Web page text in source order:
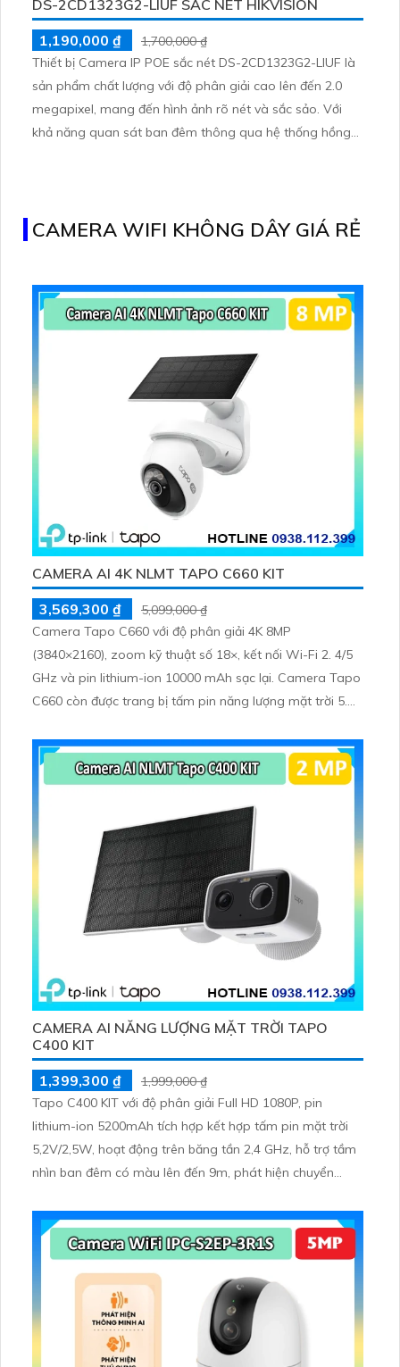
DS-2CD1323G2-LIUF SẮC NÉT HIKVISION
1,190,000 ₫
1,700,000 ₫
Thiết bị Camera IP POE sắc nét DS-2CD1323G2-LIUF là
sản phẩm chất lượng với độ phân giải cao lên đến 2.0
megapixel, mang đến hình ảnh rõ nét và sắc sảo. Với
khả năng quan sát ban đêm thông qua hệ thống hồng
CAMERA WIFI KHÔNG DÂY GIÁ RẺ
CAMERA AI 4K NLMT TAPO C660 KIT
3,569,300 ₫
5,099,000 ₫
Camera Tapo C660 với độ phân giải 4K 8MP
(3840×2160), zoom kỹ thuật số 18×, kết nối Wi-Fi 2. 4/5
GHz và pin lithium-ion 10000 mAh sạc lại. Camera Tapo
C660 còn được trang bị tấm pin năng lượng mặt trời 5.
tiện, lưu trữ thẻ microSD tối đa 512 GB
CAMERA AI NĂNG LƯỢNG MẶT TRỜI TAPO
C400 KIT
1,399,300 ₫
1,999,000 ₫
Tapo C400 KIT với độ phân giải Full HD 1080P, pin
lithium-ion 5200mAh tích hợp kết hợp tấm pin mặt trời
5,2V/2,5W, hoạt động trên băng tần 2,4 GHz, hỗ trợ tầm
nhìn ban đêm có màu lên đến 9m, phát hiện chuyển
thẻ microSD lên đến 512GB